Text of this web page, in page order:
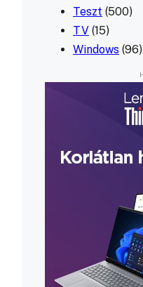
Teszt (500)
TV (15)
Windows (96)